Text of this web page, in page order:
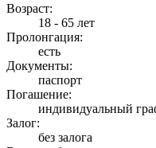
Возраст:
18 - 65 лет
Пролонгация:
есть
Документы:
паспорт
Погашение:
индивидуальный
Залог:
без залога